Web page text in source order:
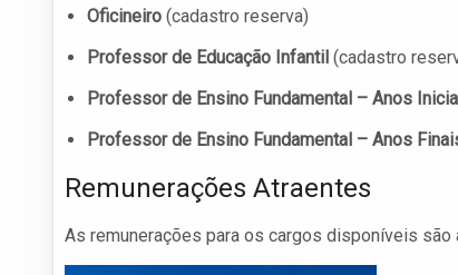
Oficineiro (cadastro reserva)
Professor de Educação Infantil (cadastro
Professor de Ensino Fundamental – Anos
Professor de Ensino Fundamental – Anos
Remunerações Atraentes
As remunerações para os cargos disponíveis são